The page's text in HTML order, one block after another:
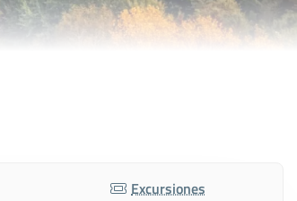
Excursiones